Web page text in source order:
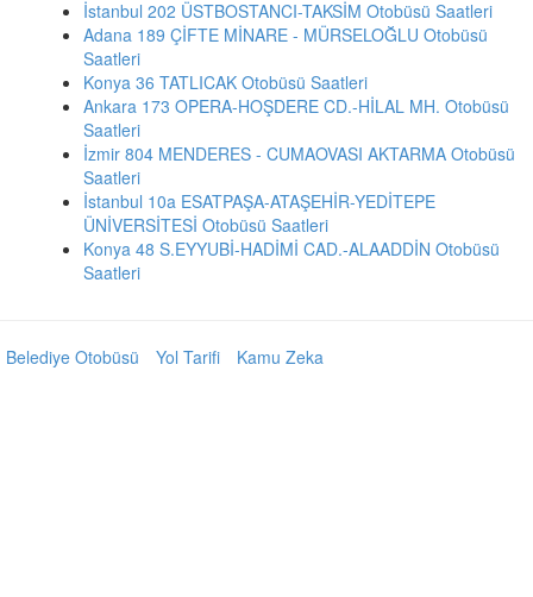
İstanbul 202 ÜSTBOSTANCI-TAKSİM Otobüsü Saatleri
Adana 189 ÇİFTE MİNARE - MÜRSELOĞLU Otobüsü
Saatleri
Konya 36 TATLICAK Otobüsü Saatleri
Ankara 173 OPERA-HOŞDERE CD.-HİLAL MH. Otobüsü
Saatleri
İzmir 804 MENDERES - CUMAOVASI AKTARMA Otobüsü
Saatleri
İstanbul 10a ESATPAŞA-ATAŞEHİR-YEDİTEPE
ÜNİVERSİTESİ Otobüsü Saatleri
Konya 48 S.EYYUBİ-HADİMİ CAD.-ALAADDİN Otobüsü
Saatleri
Belediye Otobüsü Yol Tarifi Kamu Zeka